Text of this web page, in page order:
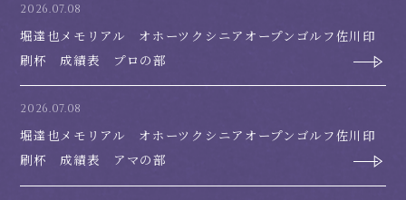
2026.07.08
堀達也メモリアル オホーツクシニアオープンゴルフ佐川印
刷杯 成績表 プロの部
2026.07.08
堀達也メモリアル オホーツクシニアオープンゴルフ佐川印
刷杯 成績表 アマの部